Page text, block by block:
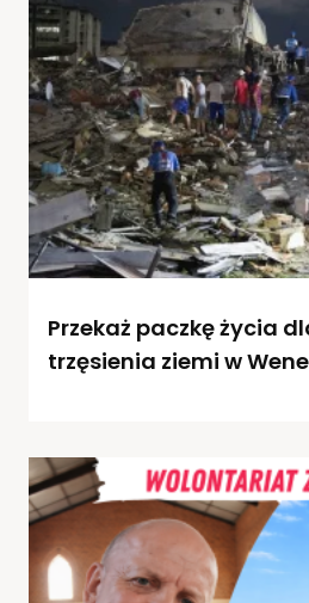
Przekaż paczkę życia
trzęsienia ziemi w